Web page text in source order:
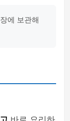
에 보관해